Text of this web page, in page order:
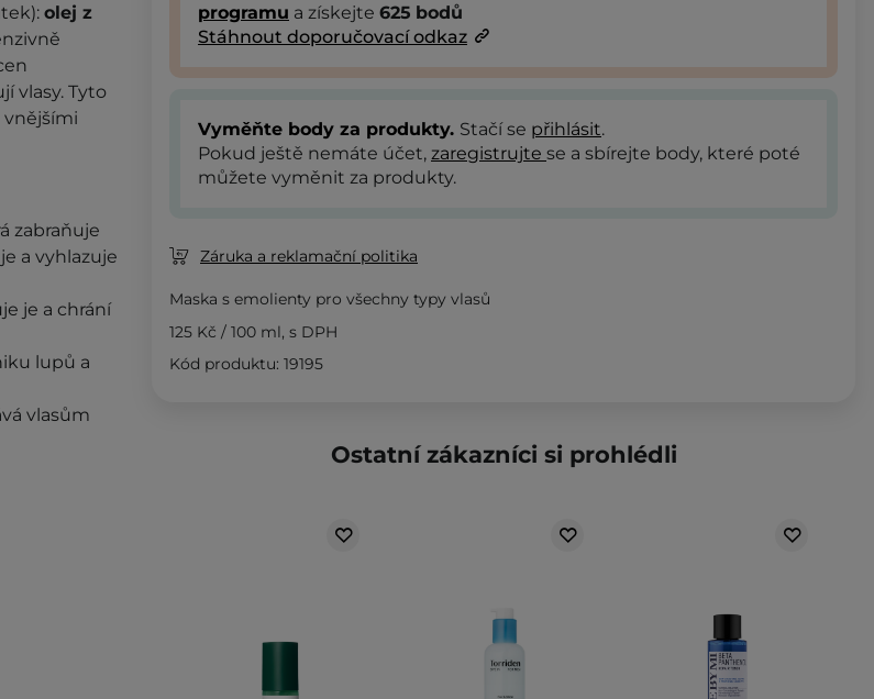
olej z
vlasy. Tyto
vnějšími
zabraňuje
a vyhlazuje
je a chrání
lupů a
vlasům
programu a získejte 625 bodů
Stáhnout doporučovací odkaz
Vyměňte body za produkty. Stačí se přihlásit.
Pokud ještě nemáte účet, zaregistrujte se a sbírejte body, které poté
můžete vyměnit za produkty.
Záruka a reklamační politika
Maska s emolienty pro všechny typy vlasů
125 Kč / 100 ml, s DPH
Kód produktu: 19195
Ostatní zákazníci si prohlédli